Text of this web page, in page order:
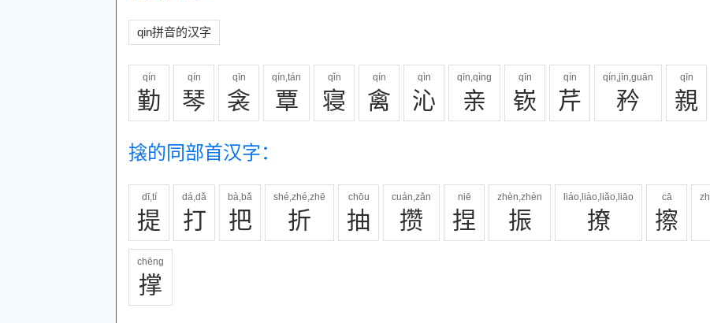
qin拼音的汉字
qín
勤
qín
琴
qīn
衾
qín,tán
覃
qǐn
寝
qín
禽
qìn
沁
qīn,qìng
亲
qīn
嵚
qín
芹
qín,jīn,guān
矜
qīn
親
搇的同部首汉字：
dī,tí
提
dá,dǎ
打
bà,bǎ
把
shé,zhé,zhē
折
chōu
抽
cuán,zǎn
攒
niē
捏
zhèn,zhèn
振
liáo,liào,liǎo,liāo
撩
cā
擦
chēng
撑